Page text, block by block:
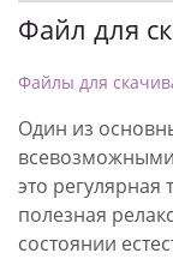
Файл для
Файлы для
Один из
это регулярная
полезная
состоянии